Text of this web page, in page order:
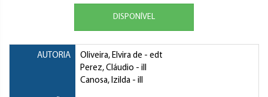
DISPONÍVEL
AUTORIA Oliveira, Elvira de - edt
Perez, Cláudio - ill
Canosa, Izilda - ill